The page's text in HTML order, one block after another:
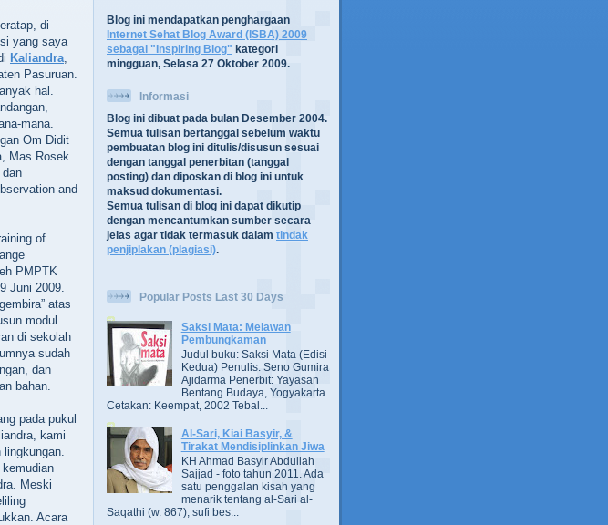
di
yang saya
Kaliandra,
Pasuruan.
hal.
mana.
Om Didit
Mas Rosek
and
of
PMPTK
Juni 2009.
atas
modul
di sekolah
sudah
dan
bahan.
pada pukul
kami
lingkungan.
Meski
Acara
Blog ini mendapatkan penghargaan
Internet Sehat Blog Award (ISBA) 2009
sebagai "Inspiring Blog" kategori
mingguan, Selasa 27 Oktober 2009.
Informasi
Blog ini dibuat pada bulan Desember 2004.
Semua tulisan bertanggal sebelum waktu
pembuatan blog ini ditulis/disusun sesuai
dengan tanggal penerbitan (tanggal
posting) dan diposkan di blog ini untuk
maksud dokumentasi.
Semua tulisan di blog ini dapat dikutip
dengan mencantumkan sumber secara
jelas agar tidak termasuk dalam tindak
penjiplakan (plagiasi).
Popular Posts Last 30 Days
Saksi Mata: Melawan
Pembungkaman
Judul buku: Saksi Mata (Edisi
Kedua) Penulis: Seno Gumira
Ajidarma Penerbit: Yayasan
Bentang Budaya, Yogyakarta
Cetakan: Keempat, 2002 Tebal...
Al-Sari, Kiai Basyir, &
Tirakat Mendisiplinkan Jiwa
KH Ahmad Basyir Abdullah
Sajjad - foto tahun 2011. Ada
satu penggalan kisah yang
menarik tentang al-Sari al-
Saqathi (w. 867), sufi bes...